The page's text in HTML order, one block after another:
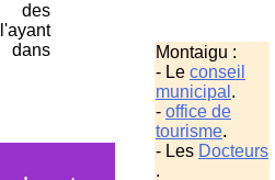
dans
Montaigu :
- Le conseil
municipal .
- office de
tourisme.
- Les Docteurs
.